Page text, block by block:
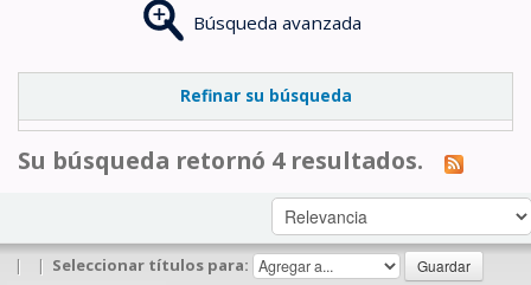
Búsqueda avanzada
Refinar su búsqueda
Su búsqueda retornó 4 resultados.
| | Seleccionar títulos para: